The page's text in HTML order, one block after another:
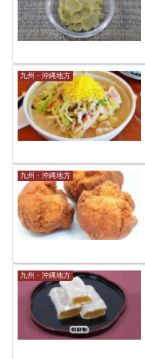
九州・沖縄地方
九州・沖縄地方
九州・沖縄地方